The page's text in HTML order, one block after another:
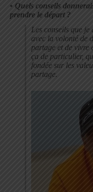
• Quels conseils
prendre le départ ?
Les conseils que
avec la volonté de
partage et de vivre
ça de particulier,
fondée sur les
partage.